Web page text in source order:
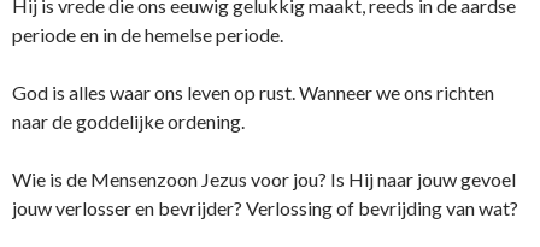
Hij is vrede die o­ns eeuwig gelukkig maakt, reeds in de aardse
periode en in de hemelse periode.
God is alles waar o­ns leven op rust. Wanneer we o­ns richten
naar de goddelijke ordening.
Wie is de Mensenzoon Jezus voor jou? Is Hij naar jouw gevoel
jouw verlosser en bevrijder? Verlossing of bevrijding van wat?